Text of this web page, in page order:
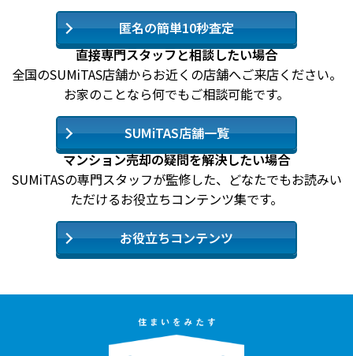
匿名の簡単10秒査定
直接専門スタッフと相談したい場合
全国のSUMiTAS店舗からお近くの店舗へご来店ください。
お家のことなら何でもご相談可能です。
SUMiTAS店舗一覧
マンション売却の疑問を解決したい場合
SUMiTASの専門スタッフが監修した、どなたでもお読みい
ただけるお役立ちコンテンツ集です。
お役立ちコンテンツ